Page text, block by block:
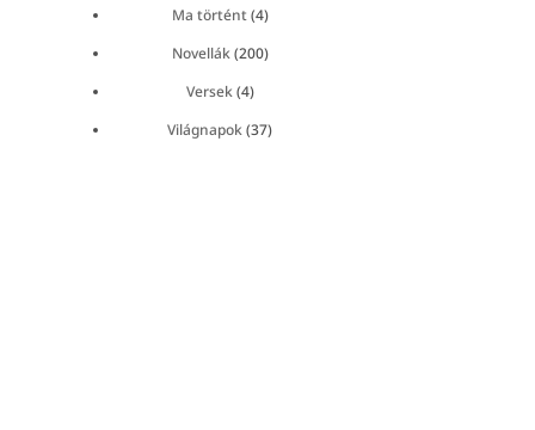
Ma történt(4)
Novellák(200)
Versek(4)
Világnapok(37)